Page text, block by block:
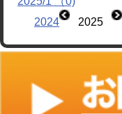
2024
2025